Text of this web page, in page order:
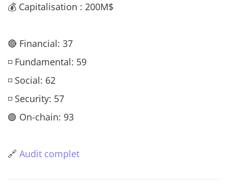
💰 Capitalisation : 200M$
🔴 Financial: 37
◽ Fundamental: 59
◽ Social: 62
◽ Security: 57
🟢 On-chain: 93
🔗 Audit complet